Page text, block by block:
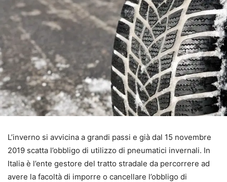
L’inverno si avvicina a grandi passi e già dal 15 novembre
2019 scatta l’obbligo di utilizzo di pneumatici invernali. In
Italia è l’ente gestore del tratto stradale da percorrere ad
avere la facoltà di imporre o cancellare l’obbligo di